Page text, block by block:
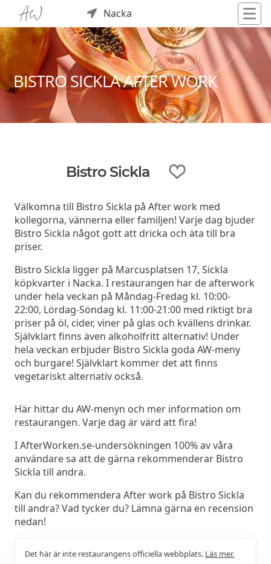
Nacka
BISTRO SICKLA AFTER WORK
Bistro Sickla
Välkomna till Bistro Sickla på After work med
kollegorna, vännerna eller familjen! Varje dag bjuder
Bistro Sickla något gott att dricka och äta till bra
priser.
Bistro Sickla ligger på Marcusplatsen 17, Sickla
köpkvarter i Nacka. I restaurangen har de afterwork
under hela veckan på Måndag-Fredag kl. 10:00-
22:00, Lördag-Söndag kl. 11:00-21:00 med riktigt bra
priser på öl, cider, viner på glas och kvällens drinkar.
Självklart finns även alkoholfritt alternativ! Under
hela veckan erbjuder Bistro Sickla goda AW-meny
och burgare! Självklart kommer det att finns
vegetariskt alternativ också.
Här hittar du AW-menyn och mer information om
restaurangen. Varje dag är värd att fira!
I AfterWorken.se-undersökningen 100% av våra
användare sa att de gärna rekommenderar Bistro
Sickla till andra.
Kan du rekommendera After work på Bistro Sickla
till andra? Vad tycker du? Lämna gärna en recension
nedan!
Det här är inte restaurangens officiella webbplats. Läs mer.